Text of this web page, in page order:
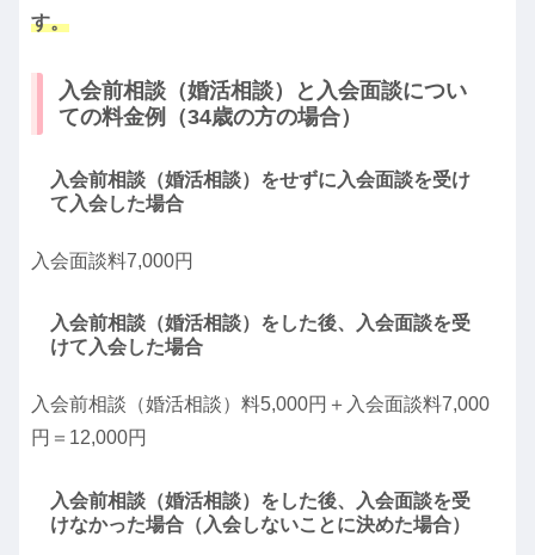
す。
入会前相談（婚活相談）と入会面談につい
ての料金例（34歳の方の場合）
入会前相談（婚活相談）をせずに入会面談を受け
て入会した場合
入会面談料7,000円
入会前相談（婚活相談）をした後、入会面談を受
けて入会した場合
入会前相談（婚活相談）料5,000円＋入会面談料7,000
円＝12,000円
入会前相談（婚活相談）をした後、入会面談を受
けなかった場合（入会しないことに決めた場合）